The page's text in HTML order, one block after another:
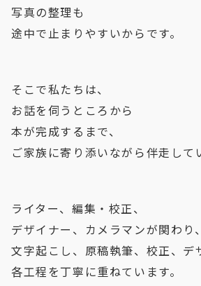
写真の整理も
途中で止まりやすいからです。
そこで私たちは、
お話を伺うところから
本が完成するまで、
ご家族に寄り添いながら伴走して
ライター、編集・校正、
デザイナー、カメラマンが関わり、
文字起こし、原稿執筆、校正、デ
各工程を丁寧に重ねています。